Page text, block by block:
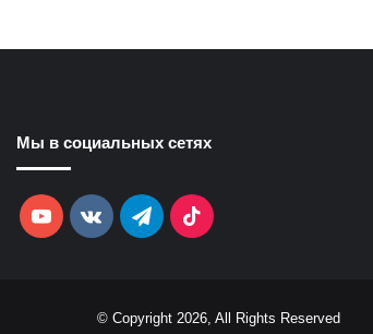
Мы в социальных сетях
YouTubevk.comTelegramTikTok
© Copyright 2026, All Rights Reserved